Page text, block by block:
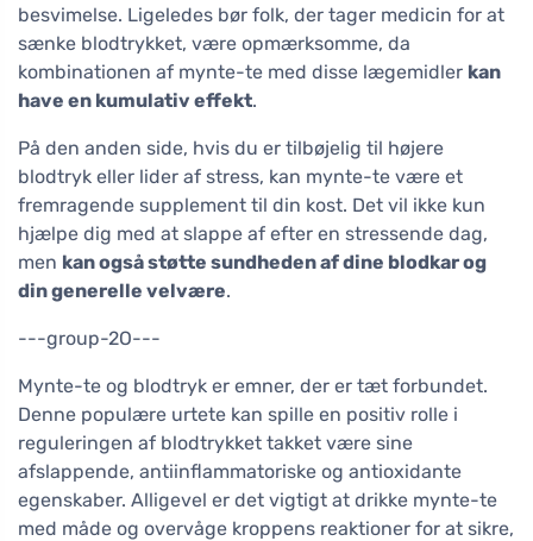
besvimelse. Ligeledes bør folk, der tager medicin for at
sænke blodtrykket, være opmærksomme, da
kombinationen af mynte-te med disse lægemidler kan
have en kumulativ effekt.
På den anden side, hvis du er tilbøjelig til højere
blodtryk eller lider af stress, kan mynte-te være et
fremragende supplement til din kost. Det vil ikke kun
hjælpe dig med at slappe af efter en stressende dag,
men kan også støtte sundheden af dine blodkar og
din generelle velvære.
---group-2O---
Mynte-te og blodtryk er emner, der er tæt forbundet.
Denne populære urtete kan spille en positiv rolle i
reguleringen af blodtrykket takket være sine
afslappende, antiinflammatoriske og antioxidante
egenskaber. Alligevel er det vigtigt at drikke mynte-te
med måde og overvåge kroppens reaktioner for at sikre,